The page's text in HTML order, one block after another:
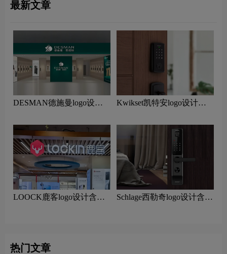
最新文章
DESMAN德施曼logo设计
Kwikset凯特安logo设计含
LOOCK鹿客logo设计含义
Schlage西勒奇logo设计含义
热门文章